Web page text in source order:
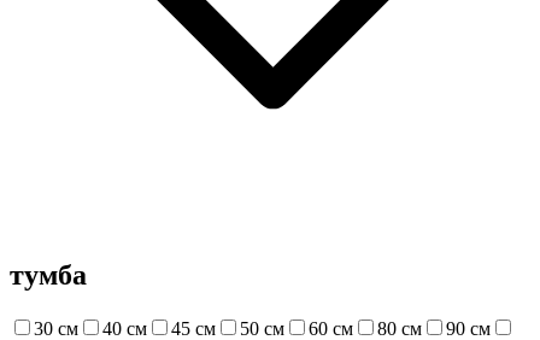
тумба
30 см 40 см 45 см 50 см 60 см 80 см
90 см